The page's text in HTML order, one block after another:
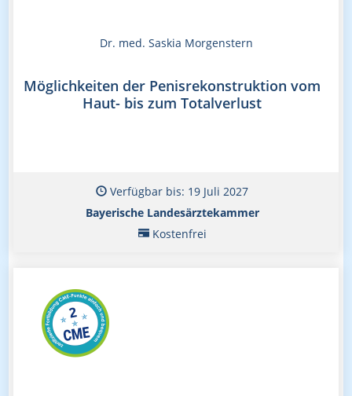
Dr. med. Saskia Morgenstern
Möglichkeiten der Penisrekonstruktion vom
Haut- bis zum Totalverlust
Verfügbar bis: 19 Juli 2027
Bayerische Landesärztekammer
Kostenfrei